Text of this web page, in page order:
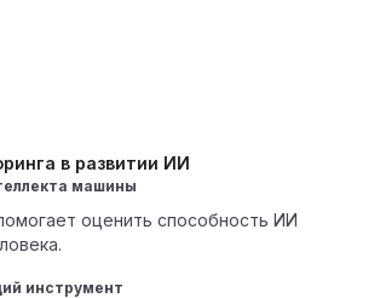
в развитии ИИ
машины
оценить способность ИИ
инструмент